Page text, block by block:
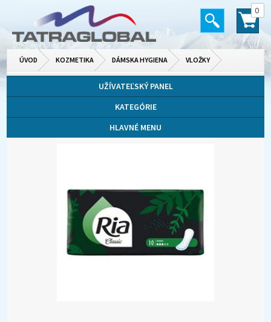
0
ÚVOD KOZMETIKA DÁMSKA HYGIENA VLOŽKY
UŽÍVATEĽSKÝ PANEL
KATEGÓRIE
HLAVNÉ MENU